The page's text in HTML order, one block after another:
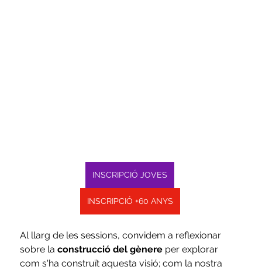
INSCRIPCIÓ JOVES
INSCRIPCIÓ +60 ANYS
Al llarg de les sessions, convidem a reflexionar
sobre la construcció del gènere per explorar
com s'ha construït aquesta visió; com la nostra